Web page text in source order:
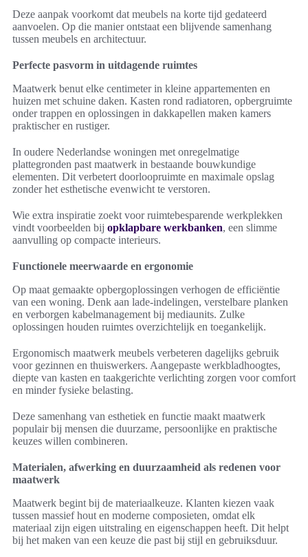
Deze aanpak voorkomt dat meubels na korte tijd gedateerd
aanvoelen. Op die manier ontstaat een blijvende samenhang
tussen meubels en architectuur.
Perfecte pasvorm in uitdagende ruimtes
Maatwerk benut elke centimeter in kleine appartementen en
huizen met schuine daken. Kasten rond radiatoren, opbergruimte
onder trappen en oplossingen in dakkapellen maken kamers
praktischer en rustiger.
In oudere Nederlandse woningen met onregelmatige
plattegronden past maatwerk in bestaande bouwkundige
elementen. Dit verbetert doorloopruimte en maximale opslag
zonder het esthetische evenwicht te verstoren.
Wie extra inspiratie zoekt voor ruimtebesparende werkplekken
vindt voorbeelden bij opklapbare werkbanken, een slimme
aanvulling op compacte interieurs.
Functionele meerwaarde en ergonomie
Op maat gemaakte opbergoplossingen verhogen de efficiëntie
van een woning. Denk aan lade-indelingen, verstelbare planken
en verborgen kabelmanagement bij mediaunits. Zulke
oplossingen houden ruimtes overzichtelijk en toegankelijk.
Ergonomisch maatwerk meubels verbeteren dagelijks gebruik
voor gezinnen en thuiswerkers. Aangepaste werkbladhoogtes,
diepte van kasten en taakgerichte verlichting zorgen voor comfort
en minder fysieke belasting.
Deze samenhang van esthetiek en functie maakt maatwerk
populair bij mensen die duurzame, persoonlijke en praktische
keuzes willen combineren.
Materialen, afwerking en duurzaamheid als redenen voor
maatwerk
Maatwerk begint bij de materiaalkeuze. Klanten kiezen vaak
tussen massief hout en moderne composieten, omdat elk
materiaal zijn eigen uitstraling en eigenschappen heeft. Dit helpt
bij het maken van een keuze die past bij stijl en gebruiksduur.